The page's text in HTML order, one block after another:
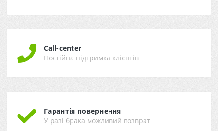
Call-center
Постійна підтримка клієнтів
Гарантія повернення
У разі брака можливий возврат